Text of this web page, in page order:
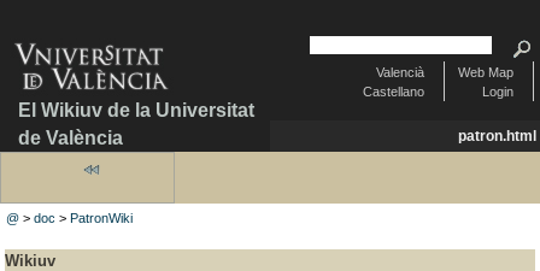
El Wikiuv de la Universitat
de València
Web Map
Login
Valencià
Castellano
patron.html
@ >doc >PatronWiki
Wikiuv